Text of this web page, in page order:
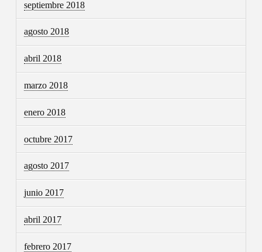
septiembre 2018
agosto 2018
abril 2018
marzo 2018
enero 2018
octubre 2017
agosto 2017
junio 2017
abril 2017
febrero 2017